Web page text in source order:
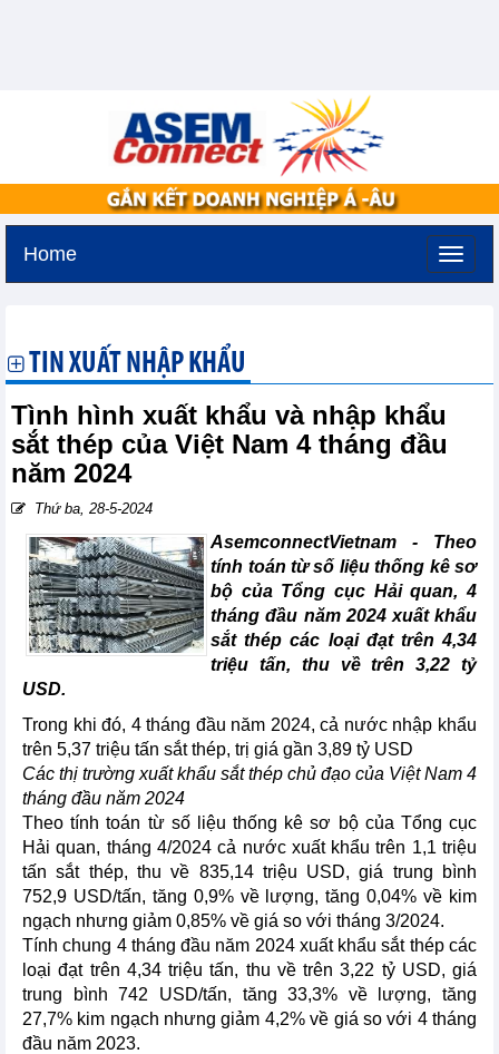
Home
TIN XUẤT NHẬP KHẨU
Tình hình xuất khẩu và nhập khẩu
sắt thép của Việt Nam 4 tháng đầu
năm 2024
Thứ ba, 28-5-2024
AsemconnectVietnam - Theo
tính toán từ số liệu thống kê sơ
bộ của Tổng cục Hải quan, 4
tháng đầu năm 2024 xuất khẩu
sắt thép các loại đạt trên 4,34
triệu tấn, thu về trên 3,22 tỷ
USD.
Trong khi đó, 4 tháng đầu năm 2024, cả nước nhập khẩu
trên 5,37 triệu tấn sắt thép, trị giá gần 3,89 tỷ USD
Các thị trường xuất khẩu sắt thép chủ đạo của Việt Nam 4
tháng đầu năm 2024
Theo tính toán từ số liệu thống kê sơ bộ của Tổng cục
Hải quan, tháng 4/2024 cả nước xuất khẩu trên 1,1 triệu
tấn sắt thép, thu về 835,14 triệu USD, giá trung bình
752,9 USD/tấn, tăng 0,9% về lượng, tăng 0,04% về kim
ngạch nhưng giảm 0,85% về giá so với tháng 3/2024.
Tính chung 4 tháng đầu năm 2024 xuất khẩu sắt thép các
loại đạt trên 4,34 triệu tấn, thu về trên 3,22 tỷ USD, giá
trung bình 742 USD/tấn, tăng 33,3% về lượng, tăng
27,7% kim ngạch nhưng giảm 4,2% về giá so với 4 tháng
đầu năm 2023.